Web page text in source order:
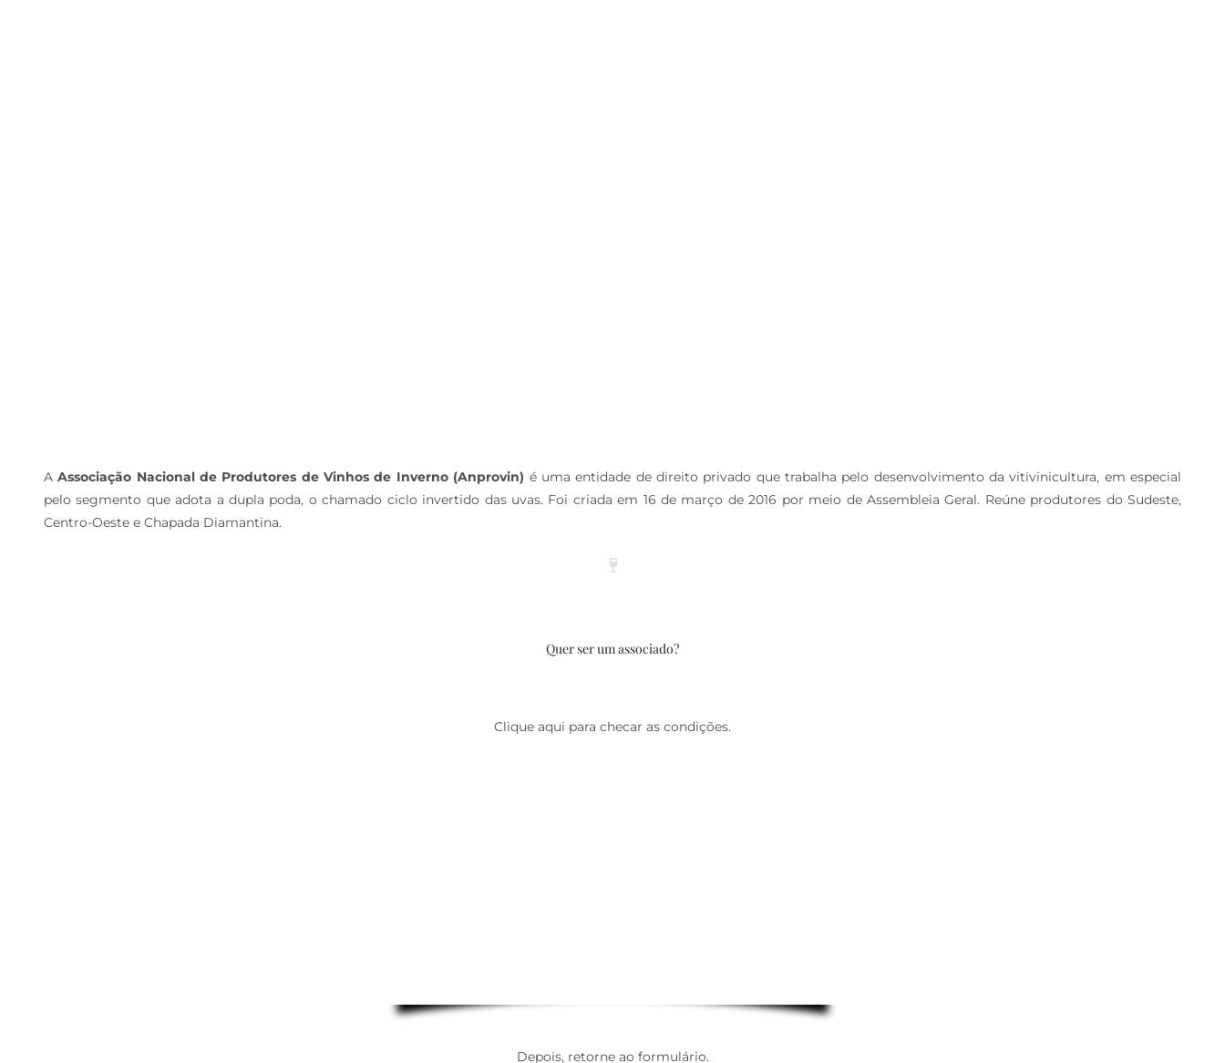
AAssociação Nacional de Produtores de Vinhos de Inverno (Anprovin) é uma entidade de direito privado que trabalha pelo desenvolvimento da vitivinicultura, em especial
pelo segmento que adota a dupla poda, o chamado ciclo invertido das uvas. Foi criada em 16 de março de 2016 por meio de Assembleia Geral. Reúne produtores do Sudeste,
Centro-Oeste e Chapada Diamantina.
Quer ser um associado?
Clique aqui para checar as condições.
Depois, retorne ao formulário.